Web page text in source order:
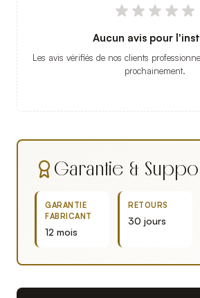
Aucun avis pour
Les avis vérifiés de nos clients
prochainement.
Garantie &
GARANTIE
FABRICANT
12 mois
RETOURS
30 jours